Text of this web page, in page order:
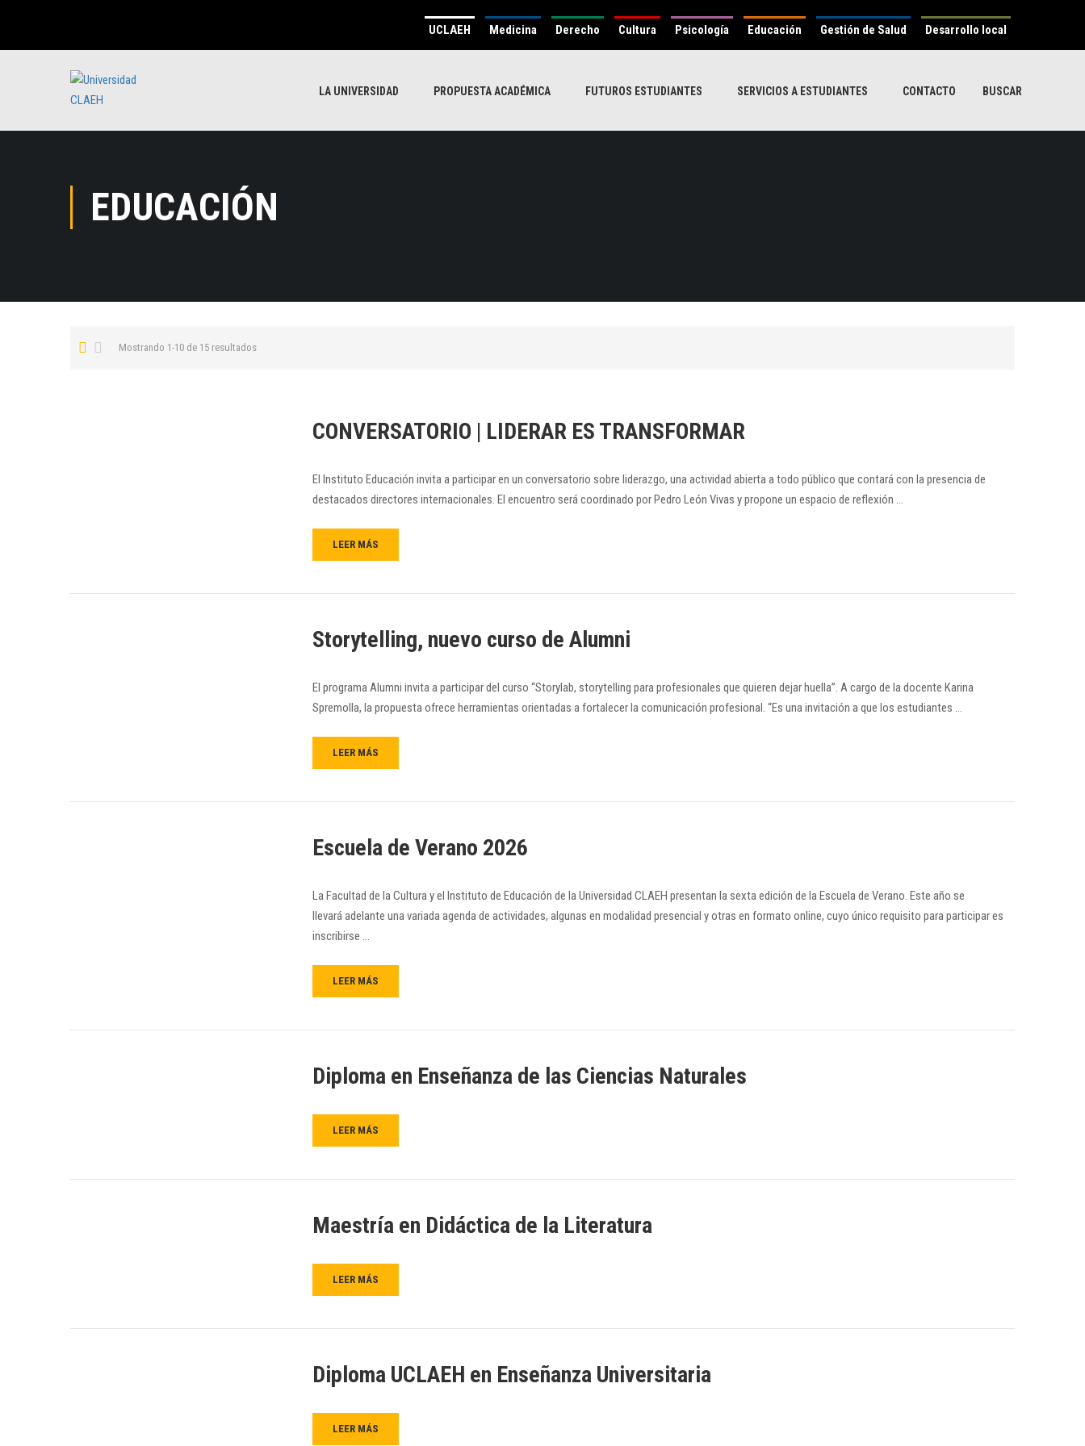
UCLAEH Medicina Derecho Cultura Psicología Educación Gestión de Salud Desarrollo local
LA UNIVERSIDAD PROPUESTA ACADÉMICA FUTUROS ESTUDIANTES SERVICIOS A ESTUDIANTES CONTACTO
EDUCACIÓN
Mostrando 1-10 de 15 resultados
CONVERSATORIO | LIDERAR ES TRANSFORMAR
El Instituto Educación invita a participar en un conversatorio sobre liderazgo, una actividad abierta a todo público que contará con la presencia de
destacados directores internacionales. El encuentro será coordinado por Pedro León Vivas y propone un espacio de reflexión …
LEER MÁS
Storytelling, nuevo curso de Alumni
El programa Alumni invita a participar del curso “Storylab, storytelling para profesionales que quieren dejar huella”. A cargo de la docente Karina
Spremolla, la propuesta ofrece herramientas orientadas a fortalecer la comunicación profesional. “Es una invitación a que los estudiantes …
LEER MÁS
Escuela de Verano 2026
La Facultad de la Cultura y el Instituto de Educación de la Universidad CLAEH presentan la sexta edición de la Escuela de Verano. Este año se
llevará adelante una variada agenda de actividades, algunas en modalidad presencial y otras en formato online, cuyo único requisito para participar es
inscribirse …
LEER MÁS
Diploma en Enseñanza de las Ciencias Naturales
LEER MÁS
Maestría en Didáctica de la Literatura
LEER MÁS
Diploma UCLAEH en Enseñanza Universitaria
LEER MÁS